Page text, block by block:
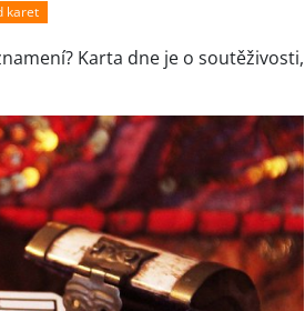
karet
Karta dne je o soutěživosti,